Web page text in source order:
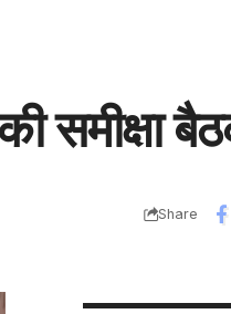
समीक्षा
Share